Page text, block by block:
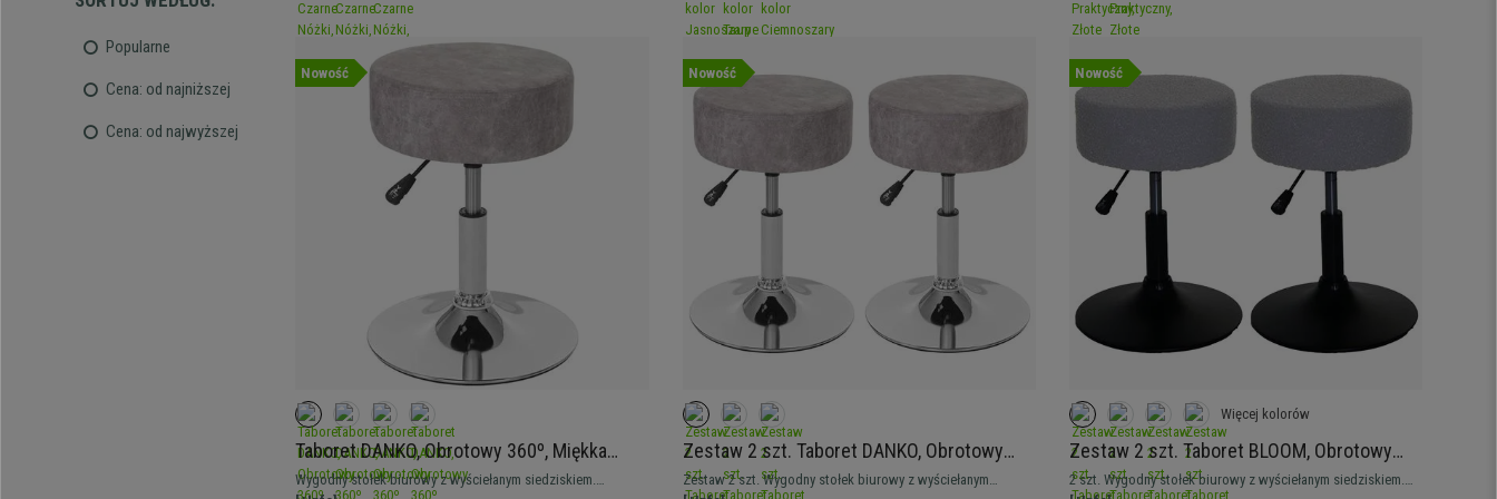
Popularne
Cena: od najniższej
Cena: od najwyższej
Nowość
Taboret DANKO, Obrotowy 360º, Miękka
Wyściółka, Ekoskóra kolor Szary Vintage
Wygodny stołek biurowy z wyściełanym siedziskiem.
Nowość
Zestaw 2 szt. Taboret DANKO, Obrotowy
360º, Miękka Wyściółka, Ekoskóra kolor
Zestaw 2 szt. Wygodny stołek biurowy z wyściełanym
Nowość
Więcej kolorów
Zestaw 2 szt. Taboret BLOOM, Obrotowy
360º, Miękka Wyściółka, Tkanina Boucle
2 szt. Wygodny stołek biurowy z wyściełanym siedziskiem.